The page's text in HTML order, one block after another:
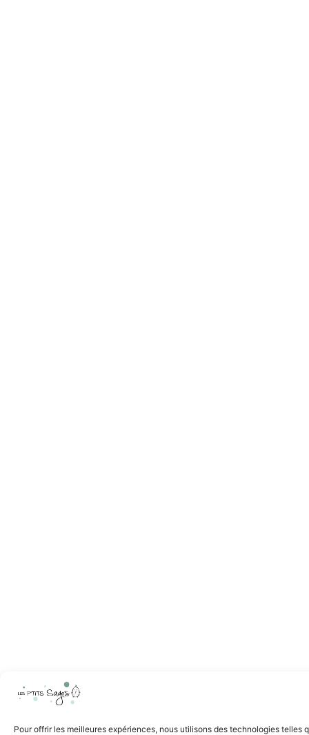
Pour offrir les meilleures expériences, nous utilisons des technologies